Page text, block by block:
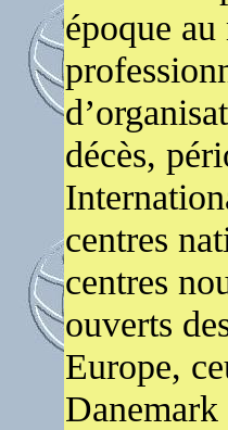
époque
décès,
centres
centres
ouverts
Europe,